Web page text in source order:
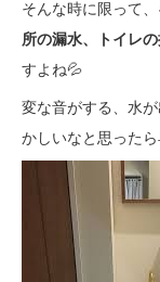
そんな時に限って、
所の漏水、トイレ
すよね💦
変な音がする、水
かしいなと思った